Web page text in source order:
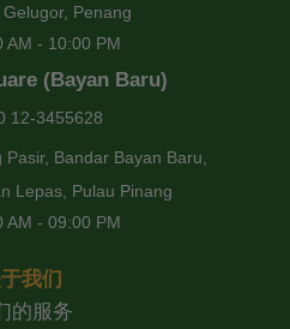
Gelugor, Penang
AM - 10:00 PM
(Bayan Baru)
12-3455628
Bandar Bayan Baru,
Lepas, Pulau Pinang
AM - 09:00 PM
我们
的服务